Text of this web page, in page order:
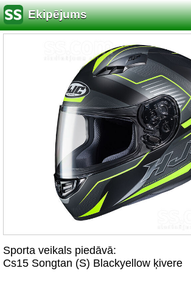
Ekipējums
Sporta veikals piedāvā:
Cs15 Songtan (S) Blackyellow ķivere